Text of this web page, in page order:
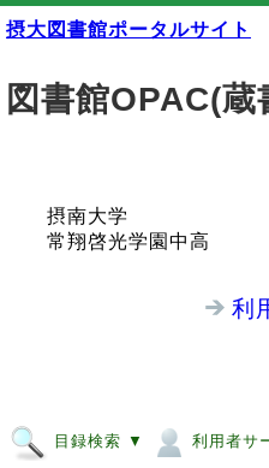
摂大図書館ポータルサイト
図書館OPAC(蔵
摂南大学
常翔啓光学園中高
利
目録検索 ▼ 利用者サ